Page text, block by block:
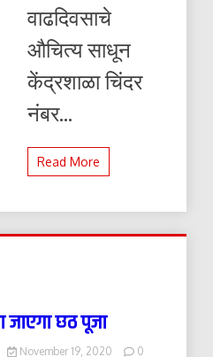
वाढदिवसाचे
औचित्य साधून
केंद्रशाळा चिंदर
नंबर...
Read More
जाएगा छठ पूजा
November 19, 2020
0